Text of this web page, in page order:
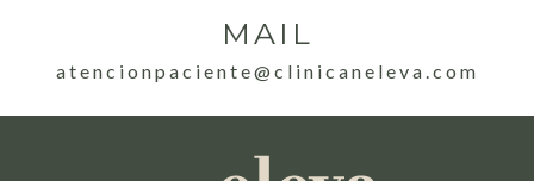
MAIL
atencionpaciente@clinicaneleva.com